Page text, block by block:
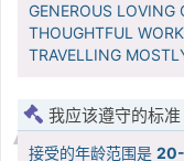
GENEROUS LOVING
THOUGHTFUL
TRAVELLING
我应该遵守的标准
接受的年龄范围是